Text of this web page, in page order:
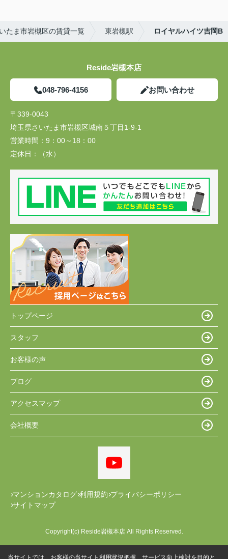
たま市岩槻区の賃貸一覧 東岩槻駅 ロイヤルハイツ吉岡B
Reside岩槻本店
048-796-4156 お問い合わせ
〒339-0043
埼玉県さいたま市岩槻区城南５丁目1-9-1
営業時間： 9：00～18：00
定休日：
（水）
トップページ
スタッフ
お客様の声
ブログ
アクセスマップ
会社概要
マンションカタログ 利用規約 プライバシーポリシー
サイトマップ
Copyright(c) Reside岩槻本店 All Rights Reserved.
当サイトでは、お客様の当サイト利用状況把握、サービス向上検討を目的と